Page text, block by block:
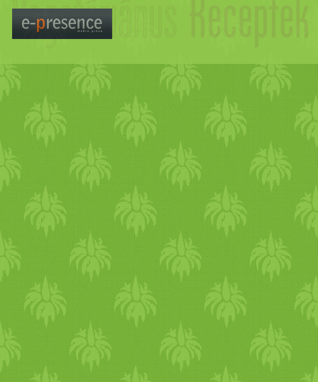
fogyókúrázni:) Annak
intenzívtestmozgást és
kalória
dúsabb
szervezeted belső igénye a
ételek iránt. A tested
védekező zsírrétegedet,
étvágyat tapasztalsz és
A szervezeted ilyenkor
biztosítják a tested téli